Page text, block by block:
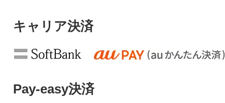
キャリア決済
Pay-easy決済